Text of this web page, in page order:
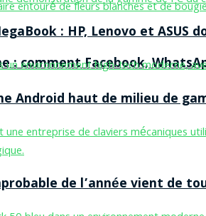
: comment Facebook,
: HP, Lenovo et ASUS
Android haut de milieu de
de l’année vient de